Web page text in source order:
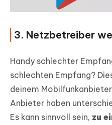
3. Netzbetreiber
Handy schlechter
schlechten Empfang?
deinem
Anbieter haben
Es kann sinnvoll sein, zu